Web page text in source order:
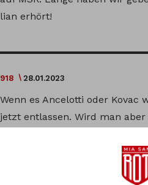
lian erhört!
918 28.01.2023
Wenn es Ancelotti oder Kovac
jetzt entlassen. Wird man
Nagelsmann ist ein
erzählt, aber nicht in der Lage